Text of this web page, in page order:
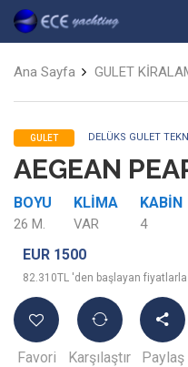
Ana Sayfa GULET
GULET DELÜKS GULET
AEGEAN
BOYU
26 M.
KLIMA
VAR
KABIN
4
EUR 1500
82.310TL 'den başlayan fiyatlarla
Favori Karşılaştır Paylaş